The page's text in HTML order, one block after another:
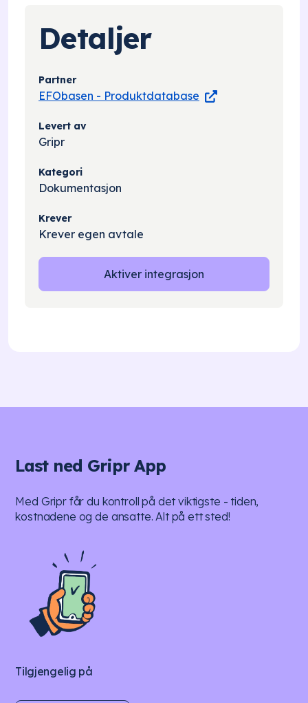
Detaljer
Partner
EFObasen - Produktdatabase
Levert av
Gripr
Kategori
Dokumentasjon
Krever
Krever egen avtale
Aktiver integrasjon
Last ned Gripr App
Med Gripr får du kontroll på det viktigste - tiden,
kostnadene og de ansatte. Alt på ett sted!
Tilgjengelig på